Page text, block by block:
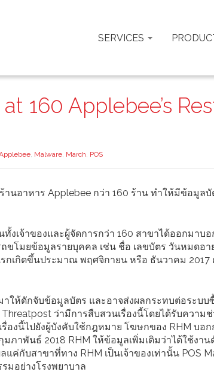
SERVICES
160 Applebee’s
, Malware, March, POS
านอาหาร Applebee กว่า 160 ร้าน ทำให้มีข้อมูล
งเจ้าของและผู้จัดการกว่า 160 สาขาได้ออกมาบ
ขโมยข้อมูลรายบุคคล เช่น ชื่อ เลขบัตร วันหมดอ
กเกิดขึ้นประมาณ พฤศจิกายน หรือ ธันวาคม 2017
าให้ดักจับข้อมูลบัตร และอาจส่งผลกระทบต่อระบบ
ว่ามีการสืบสวนเรื่องนี้โดยได้รับความ
องนี้ไปยังผู้บังคับใช้กฎหมาย โฆษกของ RHM บอ
าพันธ์ 2018 RHM ให้ข้อมูลเพิ่มเติมว่าได้ใช้งาน
แค่กับสาขาที่ทาง RHM เป็นเจ้าของเท่านั้น POS
มอย่างโรงพยาบาล